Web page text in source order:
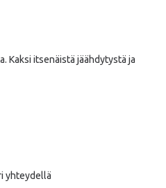
Kaksi itsenäistä jäähdytystä ja
yhteydellä